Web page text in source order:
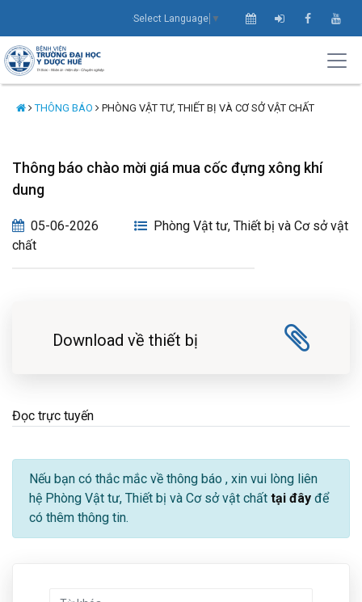
Select Language ▼
THÔNG BÁO PHÒNG VẬT TƯ, THIẾT BỊ VÀ CƠ SỞ VẬT CHẤT
Thông báo chào mời giá mua cốc đựng xông khí
dung
05-06-2026
Phòng Vật tư, Thiết bị và Cơ sở vật
chất
Download về thiết bị
Đọc trực tuyến
Nếu bạn có thắc mắc về thông báo , xin vui lòng liên
hệ Phòng Vật tư, Thiết bị và Cơ sở vật chất tại đây để
có thêm thông tin.